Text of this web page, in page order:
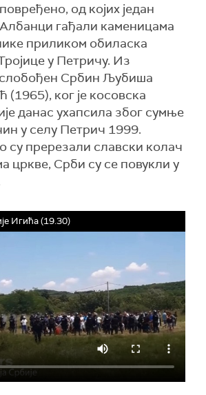
од којих један
гађали каменицама
приликом обиласка
у Петричу. Из
Србин Љубиша
(1965), ког је косовска
данас ухапсила због сумње
у селу Петрич 1999.
су пререзали славски колач
цркве, Срби су се повукли у
Игића (19.30)